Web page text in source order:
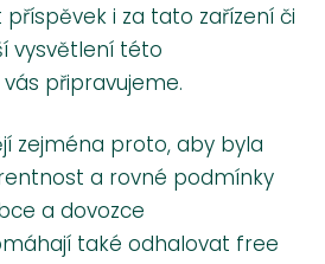
i za tato zařízení či
vysvětlení této
připravujeme.
zejména proto, aby byla
a rovné podmínky
a dovozce
také odhalovat free